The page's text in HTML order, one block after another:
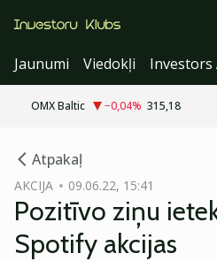
Jaunumi
Viedokļi Investors
OMX Baltic −0,04% 315,18
Atpakaļ
AKCIJA 09.06.22, 15:41
Pozitīvo ziņu
Spotify akcijas